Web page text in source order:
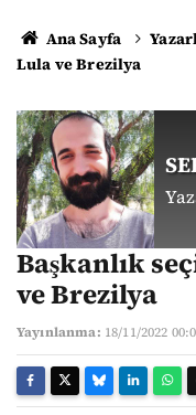
Ana Sayfa
Lula ve Brezilya
Başkanlık
ve Brezilya
Yayınlanma: 18/11/2022